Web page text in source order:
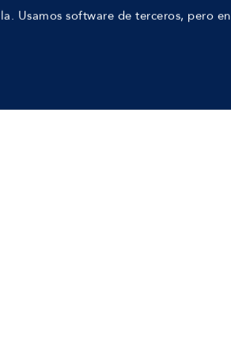
Usamos software de terceros, pero en